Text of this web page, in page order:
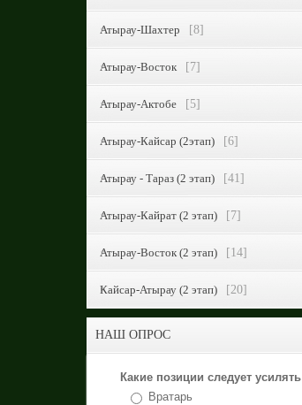
Атырау-Шахтер [8]
Атырау-Восток [7]
Атырау-Актобе [5]
Атырау-Кайсар (2этап) [6]
Атырау - Тараз (2 этап) [41]
Атырау-Кайрат (2 этап) [7]
Атырау-Восток (2 этап) [14]
Кайсар-Атырау (2 этап) [20]
НАШ ОПРОС
Какие позиции следует усилять
Вратарь